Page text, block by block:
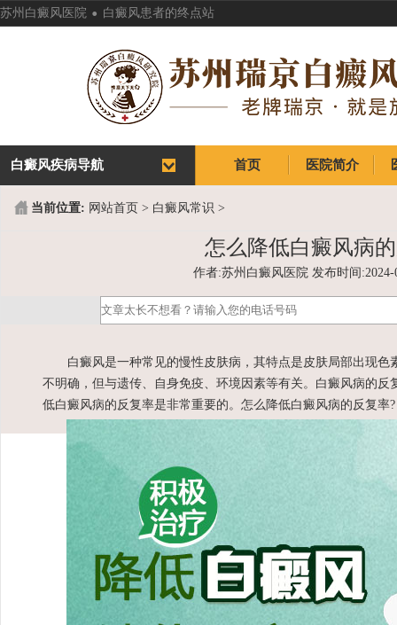
苏州白癜风医院 . 白癜风患者的终点站
首页 医院简介
白癜风疾病导航
当前位置: 网站首页 > 白癜风常识 >
怎么降低白癜风病
作者:苏州白癜风医院 发布时间:2024-
白癜风是一种常见的慢性皮肤病，其特点是皮肤局部出现色
不明确，但与遗传、自身免疫、环境因素等有关。白癜风病的反
低白癜风病的反复率是非常重要的。怎么降低白癜风病的反复率?